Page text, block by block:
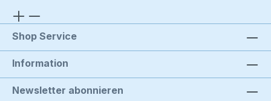
Shop Service
Information
Newsletter abonnieren